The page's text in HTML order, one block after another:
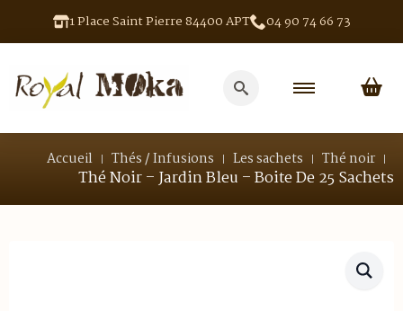
1 Place Saint Pierre 84400 APT 04 90 74 66 73
for:
Accueil Thés / Infusions Les sachets Thé noir
Thé Noir – Jardin Bleu – Boite De 25 Sachets